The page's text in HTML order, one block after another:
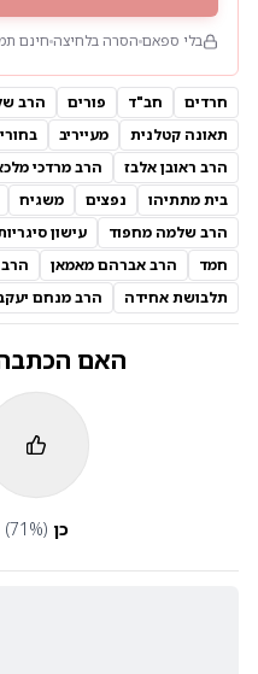
בלי ספאם הסרה בלחיצה חינם
חרדים חב"ד פורים הרב
תאונה קטלנית
מעייריב
הרב ראובן אלבז
הרב מרדכי
בית מתתיהו
נפצים משגיח
הרב שלמה מחפוד
עישון
חמד
הרב אברהם מאמאן
תלבושת אחידה
הרב מנחם
האם הכתבה
כן (
71 %)